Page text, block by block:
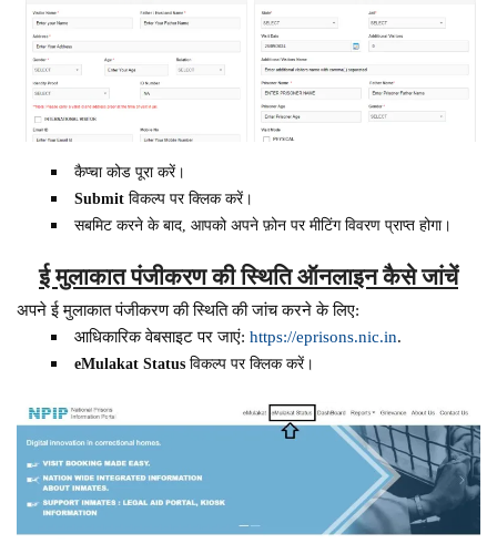
कैप्चा कोड पूरा करें।
Submitविकल्प पर क्लिक करें।
सबमिट करने के बाद, आपको अपने फ़ोन पर मीटिंग विवरण प्राप्त होगा।
ई मुलाकात पंजीकरण की स्थिति ऑनलाइन कैसे जांचें
अपने ई मुलाकात पंजीकरण की स्थिति की जांच करने के लिए:
आधिकारिक वेबसाइट पर जाएं: https://eprisons.nic.in.
eMulakat Statusविकल्प पर क्लिक करें।